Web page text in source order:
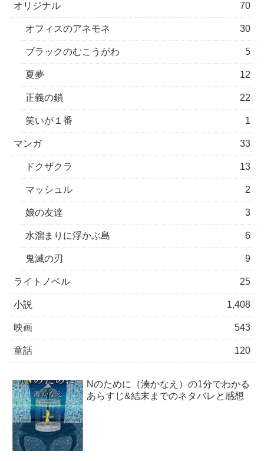
オリジナル 70
オフィスのアネモネ 30
ブラックのむこうがわ 5
夏夢 12
正義の鎖 22
笑いが１番 1
マンガ 33
ドクザクラ 13
マッシュル 2
娘の友達 3
水溜まりに浮かぶ島 6
鬼滅の刃 9
ライトノベル 25
小説 1,408
映画 543
童話 120
Nのために（湊かなえ）の1分でわかる
あらすじ&結末までのネタバレと感想